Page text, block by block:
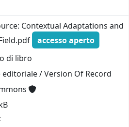
Contextual Adaptations and
accesso aperto
di libro
editoriale / Version Of Record